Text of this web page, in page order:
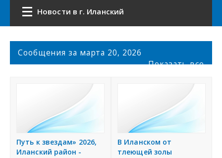
Новости в г. Иланский
Главная
История города
Разместить объявление
Сообщения за марта 20, 2026
Показать все
Путь к звездам» 2026,
Иланский район -
В Иланском от
тлеющей золы